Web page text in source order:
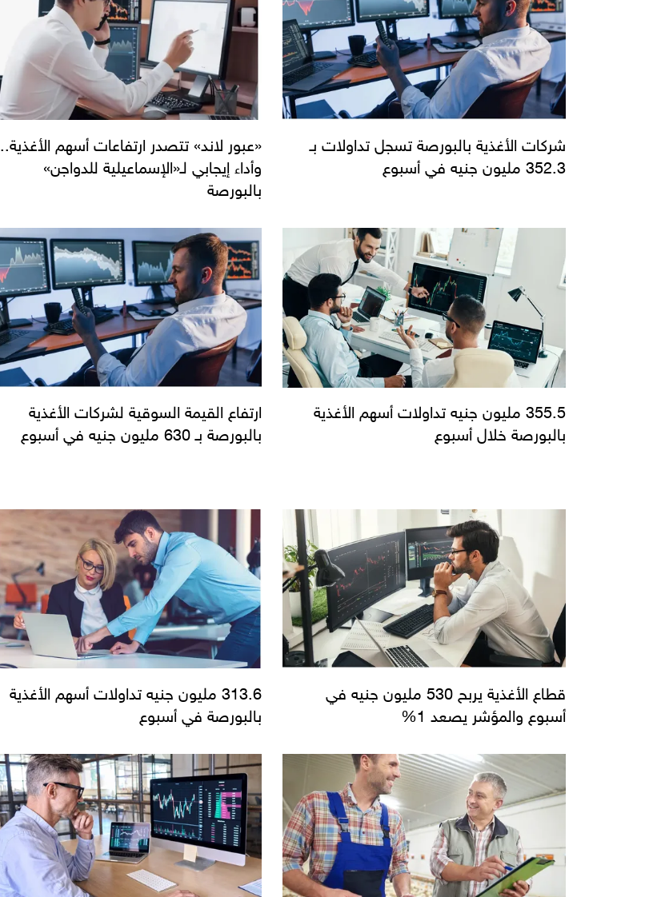
«عبور لاند» تتصدر ارتفاعات أسهم الأغذية..
وأداء إيجابي لـ«الإسماعيلية للدواجن»
بالبورصة
شركات الأغذية بالبورصة تسجل تداولات بـ
352.3 مليون جنيه في أسبوع
ارتفاع القيمة السوقية لشركات الأغذية
بالبورصة بـ 630 مليون جنيه في أسبوع
355.5 مليون جنيه تداولات أسهم الأغذية
بالبورصة خلال أسبوع
313.6 مليون جنيه تداولات أسهم الأغذية
بالبورصة في أسبوع
قطاع الأغذية يربح 530 مليون جنيه في
أسبوع والمؤشر يصعد 1%